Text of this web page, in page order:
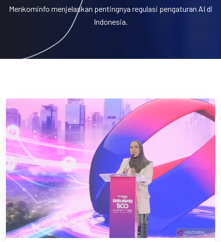
Menkominfo menjelaskan pentingnya regulasi pengaturan AI di
Indonesia.